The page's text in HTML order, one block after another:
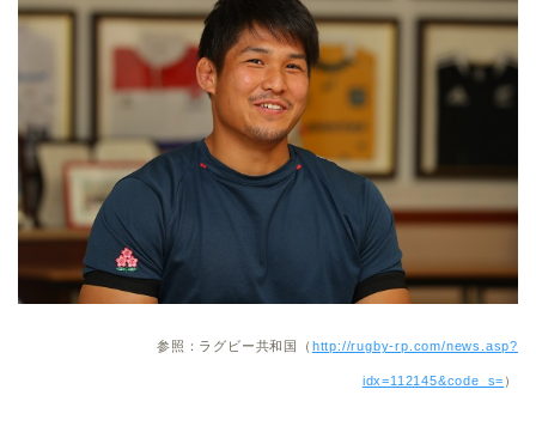
参照：ラグビー共和国（ http://rugby-rp.com/news.asp?
idx=112145&code_s= ）